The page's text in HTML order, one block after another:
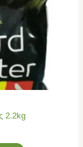
2.2kg